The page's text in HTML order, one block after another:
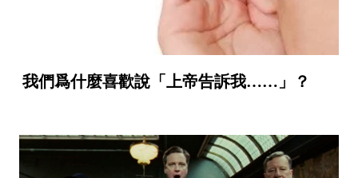
我們爲什麼喜歡說「上帝告訴我……」？